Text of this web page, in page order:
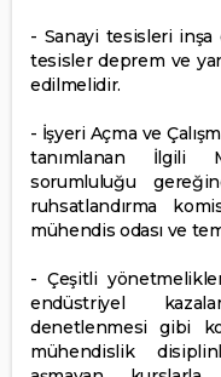
- Sanayi tesisleri inşa
tesisler deprem ve
edilmelidir.
- İşyeri Açma ve
tanımlanan İlgili
sorumluluğu
ruhsatlandırma
mühendis odası ve
- Çeşitli
endüstriyel
denetlenmesi gibi
mühendislik